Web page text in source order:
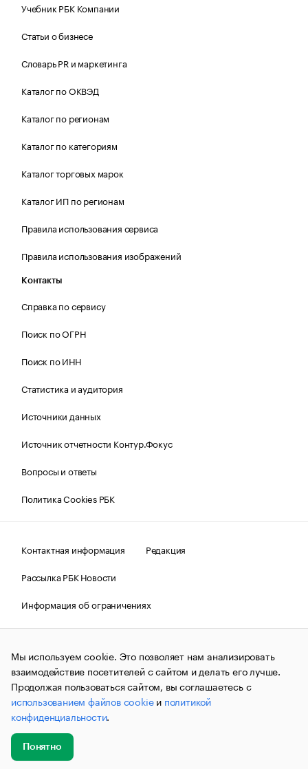
Учебник РБК Компании
Статьи о бизнесе
Словарь PR и маркетинга
Каталог по ОКВЭД
Каталог по регионам
Каталог по категориям
Каталог торговых марок
Каталог ИП по регионам
Правила использования сервиса
Правила использования изображений
Контакты
Справка по сервису
Поиск по ОГРН
Поиск по ИНН
Статистика и аудитория
Источники данных
Источник отчетности Контур.Фокус
Вопросы и ответы
Политика Cookies РБК
Контактная информация
Редакция
Рассылка РБК Новости
Информация об ограничениях
Правовая информация
О соблюдении авторских прав
© АО «РОСБИЗНЕСКОНСАЛТИНГ»,1995–2026.Сообщения
и материалы информационного агентства «РБК»
(зарегистрировано Федеральной службой по надзору в сфере
связи, информационных технологий и массовых
коммуникаций (Роскомнадзор) 09.12.2015 за номером ИА
№ФС77-63848) сопровождаются пометкой «РБК». Отдельные
публикации могут содержать информацию,
не предназначенную для пользователей
до 18 лет.
Мы используем cookie. Это позволяет нам анализировать
взаимодействие посетителей с сайтом и делать его лучше.
Продолжая пользоваться сайтом, вы соглашаетесь с
использованием файлов cookieи политикой
конфиденциальности.
Понятно